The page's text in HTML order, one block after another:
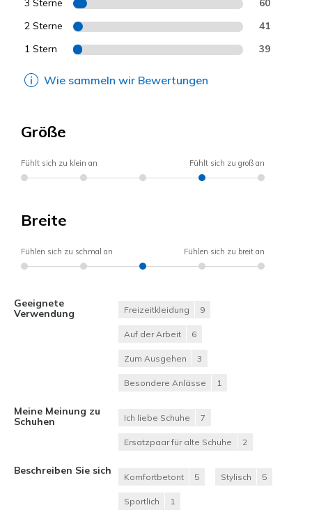
3 Sterne 60
2 Sterne 41
1 Stern 39
Wie sammeln wir Bewertungen
Größe
Fühlt sich zu klein an Fühlt sich zu groß an
Breite
Fühlen sich zu schmal an Fühlen sich zu breit an
Geeignete
Verwendung
Freizeitkleidung 9
Auf der Arbeit 6
Zum Ausgehen 3
Besondere Anlässe 1
Meine Meinung zu
Schuhen
Ich liebe Schuhe 7
Ersatzpaar für alte Schuhe 2
Beschreiben Sie sich
Komfortbetont 5 Stylisch 5
Sportlich 1